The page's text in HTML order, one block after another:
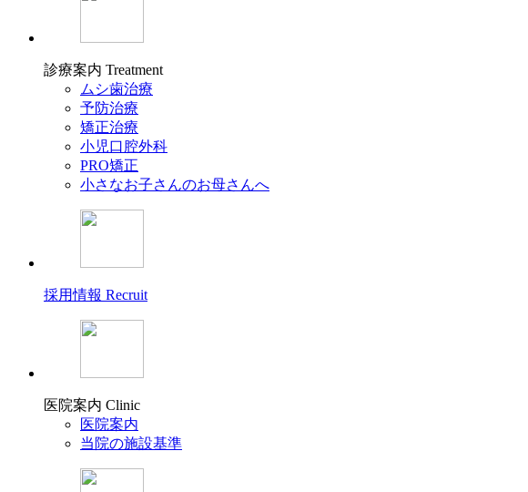
診療案内 Treatment
ムシ歯治療
予防治療
矯正治療
小児口腔外科
PRO矯正
小さなお子さんのお母さんへ
採用情報 Recruit
医院案内 Clinic
医院案内
当院の施設基準